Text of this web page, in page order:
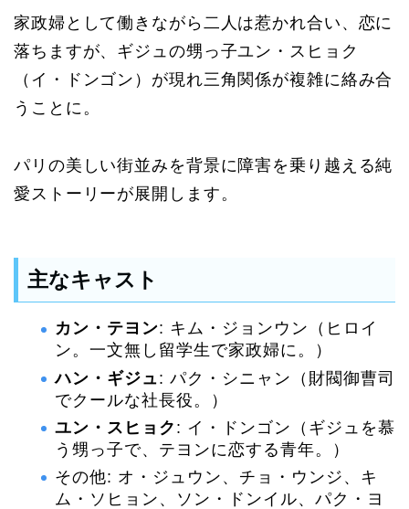
家政婦として働きながら二人は惹かれ合い、恋に
落ちますが、ギジュの甥っ子ユン・スヒョク
（イ・ドンゴン）が現れ三角関係が複雑に絡み合
うことに。
パリの美しい街並みを背景に障害を乗り越える純
愛ストーリーが展開します。
主なキャスト
カン・テヨン: キム・ジョンウン（ヒロイ
ン。一文無し留学生で家政婦に。）
ハン・ギジュ : パク・シニャン（財閥御曹司
でクールな社長役。）
ユン・スヒョク : イ・ドンゴン（ギジュを慕
う甥っ子で、テヨンに恋する青年。）
その他: オ・ジュウン、チョ・ウンジ、キ
ム・ソヒョン、ソン・ドンイル、パク・ヨ